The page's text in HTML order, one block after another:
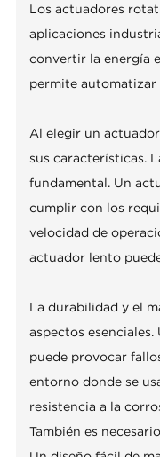
Los actuadores
aplicaciones
convertir la energía
permite automatizar
Al elegir un
sus características.
fundamental. Un
cumplir con los
velocidad de
actuador lento
La durabilidad y el
aspectos
puede provocar
entorno donde se
resistencia a la
También es